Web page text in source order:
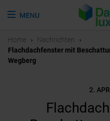
Home › Nachrichten
›
Flachdachfenster mit
Wegberg
2.